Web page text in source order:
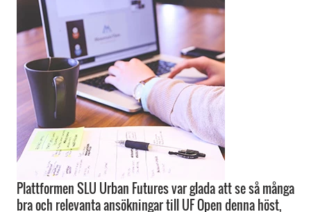
Plattformen SLU Urban Futures var glada att se så många
bra och relevanta ansökningar till UF Open denna höst,